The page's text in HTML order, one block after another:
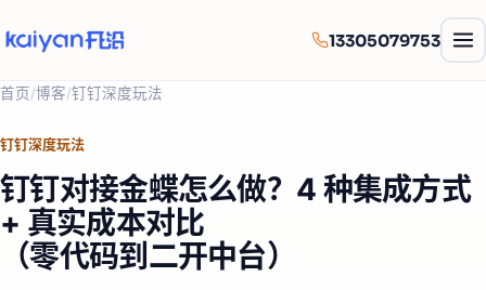
13305079753
首页/博客/钉钉深度玩法
钉钉深度玩法
钉钉对接金蝶怎么做？4 种集成方式
+ 真实成本对比
（零代码到二开中台）